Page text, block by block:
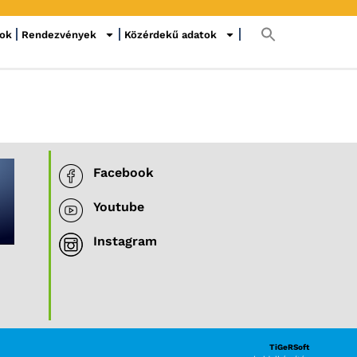
Rendezvények Közérdekű adatok
Facebook
Youtube
Instagram
TiGeRSoft